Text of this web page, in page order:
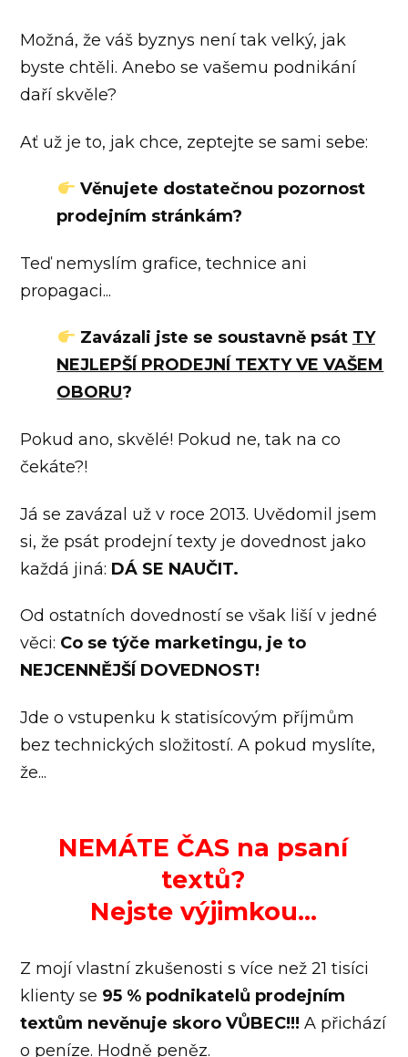
Možná, že váš byznys není tak velký, jak
byste chtěli. Anebo se vašemu podnikání
daří skvěle?
Ať už je to, jak chce, zeptejte se sami sebe:
Věnujete dostatečnou pozornost
prodejním stránkám?
Teď nemyslím grafice, technice ani
propagaci...
Zavázali jste se soustavně psát TY
NEJLEPŠÍ PRODEJNÍ TEXTY VE VAŠEM
OBORU?
Pokud ano, skvělé! Pokud ne, tak na co
čekáte?!
Já se zavázal už v roce 2013. Uvědomil jsem
si, že psát prodejní texty je dovednost jako
každá jiná: DÁ SE NAUČIT.
Od ostatních dovedností se však liší v jedné
věci: Co se týče marketingu, je to
NEJCENNĚJŠÍ DOVEDNOST!
Jde o vstupenku k statisícovým příjmům
bez technických složitostí. A pokud myslíte,
že...
NEMÁTE ČAS na psaní
textů?
Nejste výjimkou...
Z mojí vlastní zkušenosti s více než 21 tisíci
klienty se 95 % podnikatelů prodejním
textům nevěnuje skoro VŮBEC!!! A přichází
o peníze. Hodně peněz.